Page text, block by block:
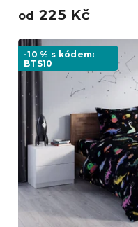
od 225 Kč
-10 % s kódem:
BTS10